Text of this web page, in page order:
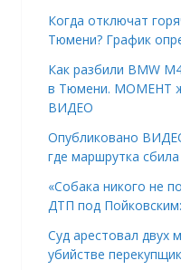
Когда отключат
Тюмени? График
Как разбили BMW
в Тюмени. МОМЕНТ
ВИДЕО
Опубликовано
где маршрутка
«Собака никого не
ДТП под
Суд арестовал двух
убийстве